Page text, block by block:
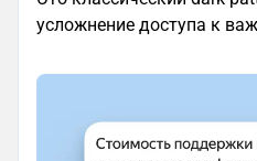
усложнение доступа к